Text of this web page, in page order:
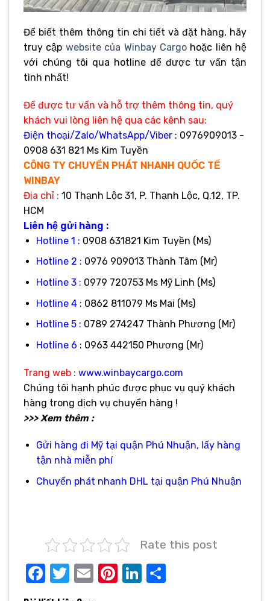
Để biết thêm thông tin chi tiết và đặt hàng, hãy
truy cập website của Winbay Cargohoặc liên hệ
với chúng tôi qua hotline để được tư vấn tận
tình nhất!
Để được tư vấn và hỗ trợ thêm thông tin, quý
khách vui lòng liên hệ qua các kênh sau:
Điện thoại/Zalo/WhatsApp/Viber : 0976909013 -
0908 631 821 Ms Kim Tuyền
CÔNG TY CHUYỂN PHÁT NHANH QUỐC TẾ
WINBAY
Địa chỉ : 10 Thạnh Lộc 31, P. Thạnh Lộc, Q.12, TP.
HCM
Liên hệ gửi hàng :
Hotline 1 : 0908 631821 Kim Tuyền (Ms)
Hotline 2 : 0976 909013 Thành Tâm (Mr)
Hotline 3 : 0979 720753 Ms Mỹ Linh (Ms)
Hotline 4 : 0862 811079 Ms Mai (Ms)
Hotline 5 : 0789 274247 Thành Phương (Mr)
Hotline 6 : 0963 442150 Phương (Mr)
Trang web : www.winbaycargo.com
Chúng tôi hạnh phúc được phục vụ quý khách
hàng trong dịch vụ chuyển hàng !
>>> Xem thêm :
Gửi hàng đi Mỹ tại quận Phú Nhuận, lấy hàng
tận nhà miễn phí
Chuyển phát nhanh DHL tại quận Phú Nhuận
Rate this post
Facebook
Twitter
EmailPinterest
LinkedIn